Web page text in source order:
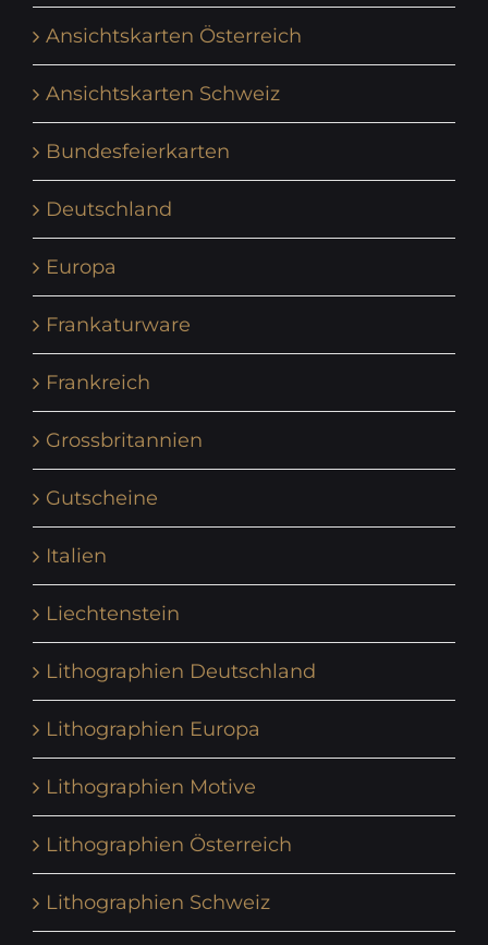
Ansichtskarten Österreich
Ansichtskarten Schweiz
Bundesfeierkarten
Deutschland
Europa
Frankaturware
Frankreich
Grossbritannien
Gutscheine
Italien
Liechtenstein
Lithographien Deutschland
Lithographien Europa
Lithographien Motive
Lithographien Österreich
Lithographien Schweiz